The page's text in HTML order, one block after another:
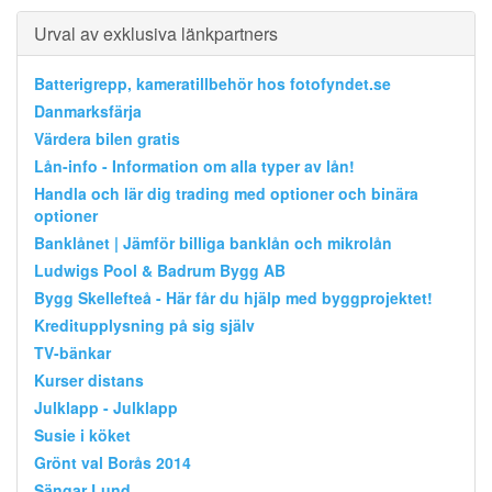
Urval av exklusiva länkpartners
Batterigrepp, kameratillbehör hos fotofyndet.se
Danmarksfärja
Värdera bilen gratis
Lån-info - Information om alla typer av lån!
Handla och lär dig trading med optioner och binära
optioner
Banklånet | Jämför billiga banklån och mikrolån
Ludwigs Pool & Badrum Bygg AB
Bygg Skellefteå - Här får du hjälp med byggprojektet!
Kreditupplysning på sig själv
TV-bänkar
Kurser distans
Julklapp - Julklapp
Susie i köket
Grönt val Borås 2014